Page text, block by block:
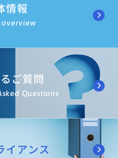
情報
overview
ご質問
Questions
イアンス